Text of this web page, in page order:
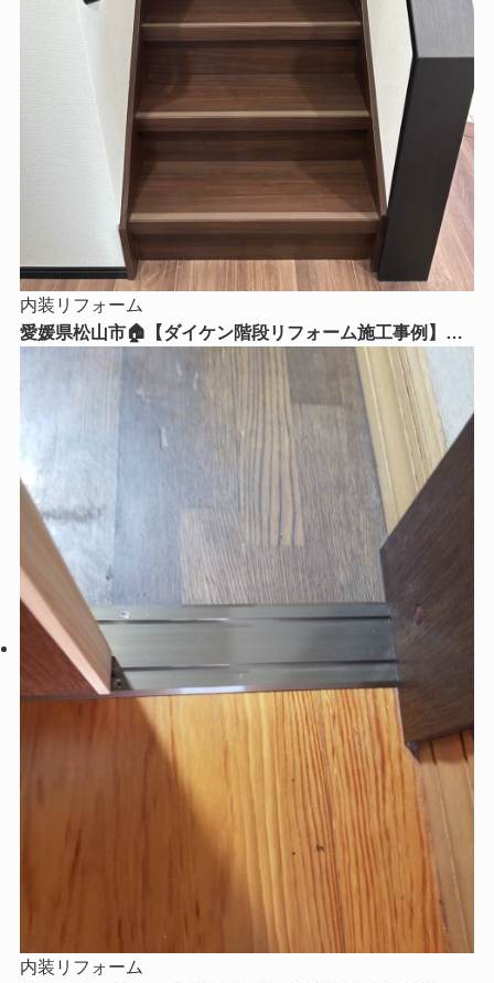
内装リフォーム
愛媛県松山市🏠【ダイケン階段リフォーム施工事例】毎
日使う階段を美しく、安全で快適な空間へ
内装リフォーム